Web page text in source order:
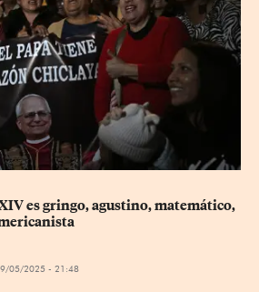
es gringo, agustino, matemático,
05/2025 - 21:48